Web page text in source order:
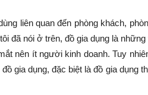
liên quan đến phòng khách,
đã nói ở trên, đồ gia dụng là
nên ít người kinh doanh. Tuy
gia dụng, đặc biệt là đồ gia dụng